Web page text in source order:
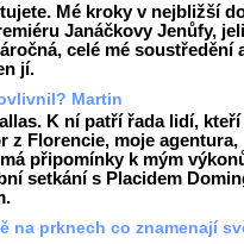
Mé kroky v nejbližší
JanáčkovyJenůfy,
celé mé soustředění
jí.
Martin
K ní patří řada lidí, kteří
z Florencie, moje agentura,
připomínky k mým
setkání s Placidem
na prknech co znamenají